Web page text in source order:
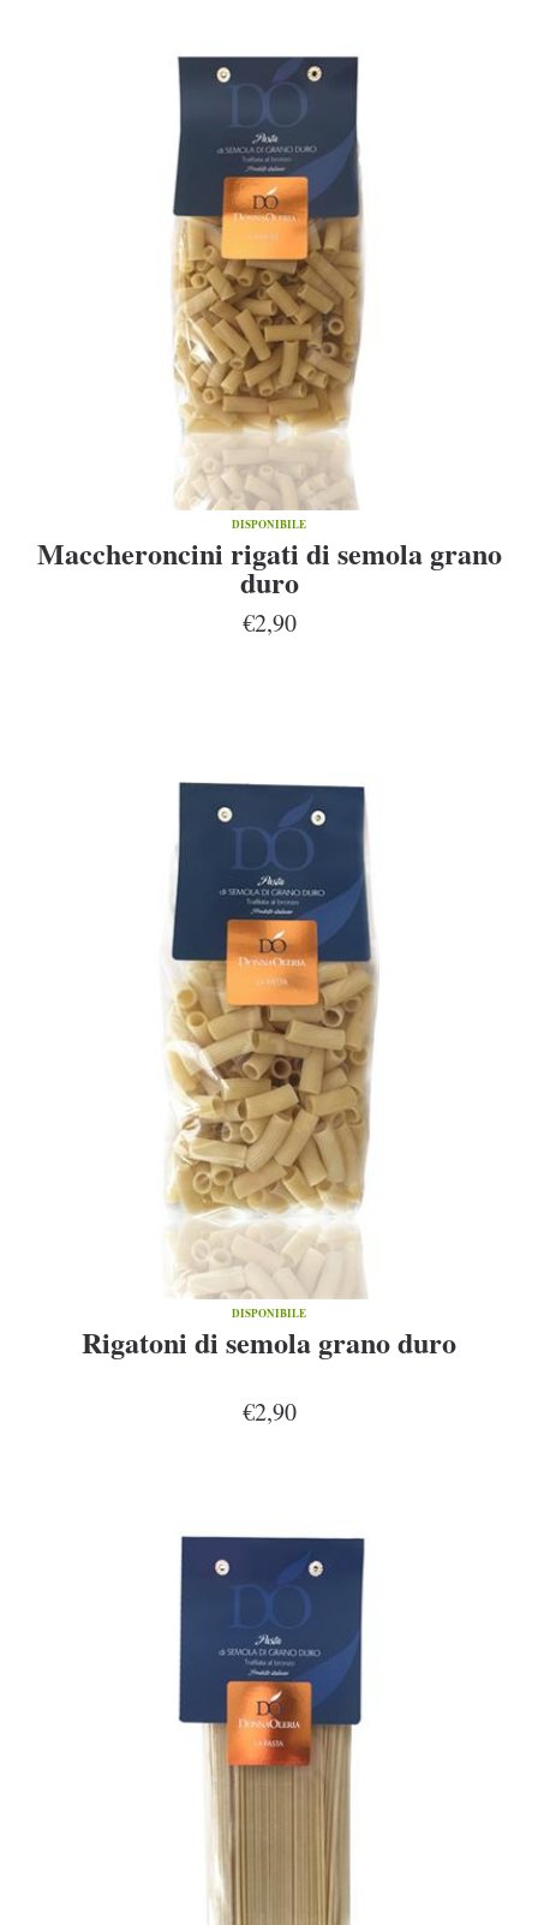
DISPONIBILE
Maccheroncini rigati di semola grano
duro
€2,90
DISPONIBILE
Rigatoni di semola grano duro
€2,90